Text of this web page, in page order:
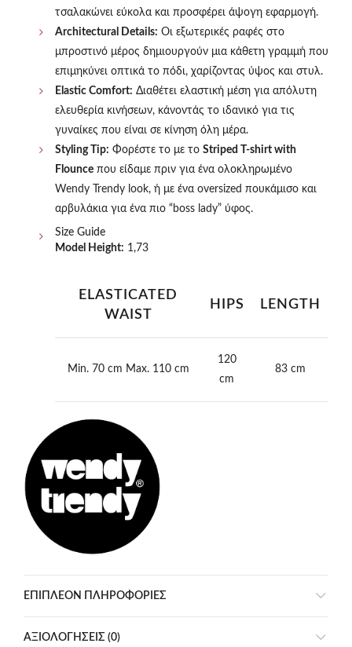
τσαλακώνει εύκολα και προσφέρει άψογη εφαρμογή.
Architectural Details: Οι εξωτερικές ραφές στο
μπροστινό μέρος δημιουργούν μια κάθετη γραμμή που
επιμηκύνει οπτικά το πόδι, χαρίζοντας ύψος και στυλ.
Elastic Comfort: Διαθέτει ελαστική μέση για απόλυτη
ελευθερία κινήσεων, κάνοντάς το ιδανικό για τις
γυναίκες που είναι σε κίνηση όλη μέρα.
Styling Tip: Φορέστε το με το Striped T-shirt with
Flounce που είδαμε πριν για ένα ολοκληρωμένο
Wendy Trendy look, ή με ένα oversized πουκάμισο και
αρβυλάκια για ένα πιο “boss lady” ύφος.
Size Guide
Model Height: 1,73
ELASTICATED
WAIST
HIPS LENGTH
Min. 70 cm Max. 110 cm
120
cm
83 cm
ΕΠΙΠΛΈΟΝ ΠΛΗΡΟΦΟΡΊΕΣ
ΑΞΙΟΛΟΓΉΣΕΙΣ (0)